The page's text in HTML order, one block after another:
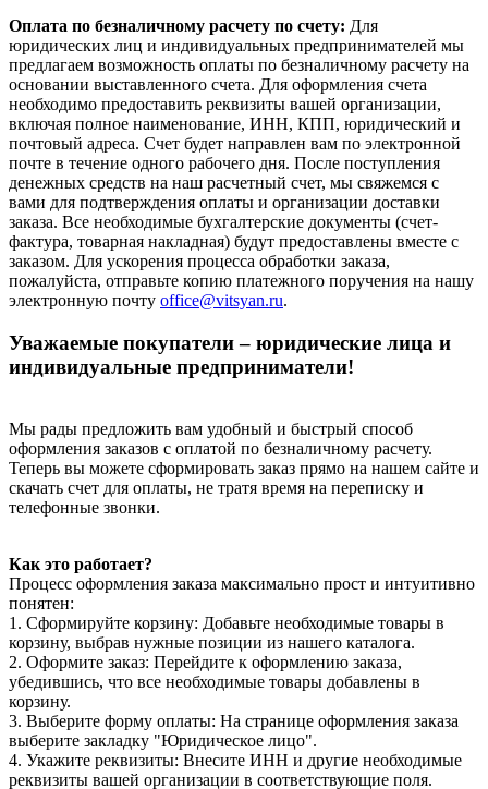
Оплата по безналичному расчету по счету: Для
юридических лиц и индивидуальных предпринимателей мы
предлагаем возможность оплаты по безналичному расчету на
основании выставленного счета. Для оформления счета
необходимо предоставить реквизиты вашей организации,
включая полное наименование, ИНН, КПП, юридический и
почтовый адреса. Счет будет направлен вам по электронной
почте в течение одного рабочего дня. После поступления
денежных средств на наш расчетный счет, мы свяжемся с
вами для подтверждения оплаты и организации доставки
заказа. Все необходимые бухгалтерские документы (счет-
фактура, товарная накладная) будут предоставлены вместе с
заказом. Для ускорения процесса обработки заказа,
пожалуйста, отправьте копию платежного поручения на нашу
электронную почту office@vitsyan.ru.
Уважаемые покупатели – юридические лица и
индивидуальные предприниматели!
Мы рады предложить вам удобный и быстрый способ
оформления заказов с оплатой по безналичному расчету.
Теперь вы можете сформировать заказ прямо на нашем сайте и
скачать счет для оплаты, не тратя время на переписку и
телефонные звонки.
Как это работает?
Процесс оформления заказа максимально прост и интуитивно
понятен:
1. Сформируйте корзину: Добавьте необходимые товары в
корзину, выбрав нужные позиции из нашего каталога.
2. Оформите заказ: Перейдите к оформлению заказа,
убедившись, что все необходимые товары добавлены в
корзину.
3. Выберите форму оплаты: На странице оформления заказа
выберите закладку "Юридическое лицо".
4. Укажите реквизиты: Внесите ИНН и другие необходимые
реквизиты вашей организации в соответствующие поля.